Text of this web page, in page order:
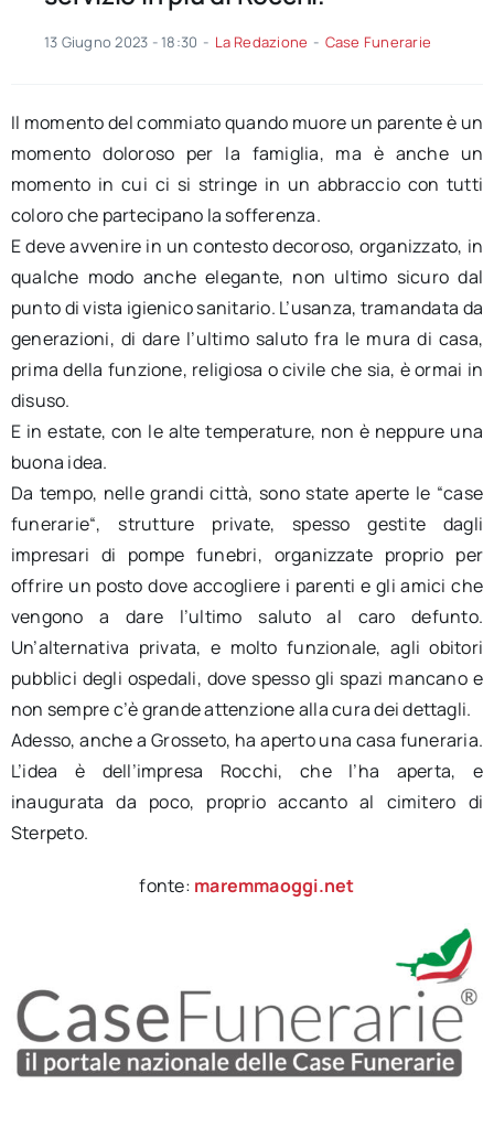
13 Giugno 2023 - 18:30 - La Redazione - Case Funerarie
Il momento del commiato quando muore un parente è un
momento doloroso per la famiglia, ma è anche un
momento in cui ci si stringe in un abbraccio con tutti
coloro che partecipano la sofferenza.
E deve avvenire in un contesto decoroso, organizzato, in
qualche modo anche elegante, non ultimo sicuro dal
punto di vista igienico sanitario. L’usanza, tramandata da
generazioni, di dare l’ultimo saluto fra le mura di casa,
prima della funzione, religiosa o civile che sia, è ormai in
disuso.
E in estate, con le alte temperature, non è neppure una
buona idea.
Da tempo, nelle grandi città, sono state aperte le “case
funerarie“, strutture private, spesso gestite dagli
impresari di pompe funebri, organizzate proprio per
offrire un posto dove accogliere i parenti e gli amici che
vengono a dare l’ultimo saluto al caro defunto.
Un’alternativa privata, e molto funzionale, agli obitori
pubblici degli ospedali, dove spesso gli spazi mancano e
non sempre c’è grande attenzione alla cura dei dettagli.
Adesso, anche a Grosseto, ha aperto una casa funeraria.
L’idea è dell’impresa Rocchi, che l’ha aperta, e
inaugurata da poco, proprio accanto al cimitero di
Sterpeto.
fonte: maremmaoggi.net